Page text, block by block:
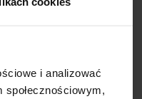
i analizować
oraz pobliskiej